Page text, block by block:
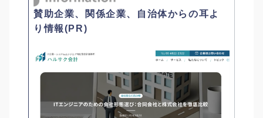
賛助企業、関係企業、自治体からの耳よ
り情報(PR)